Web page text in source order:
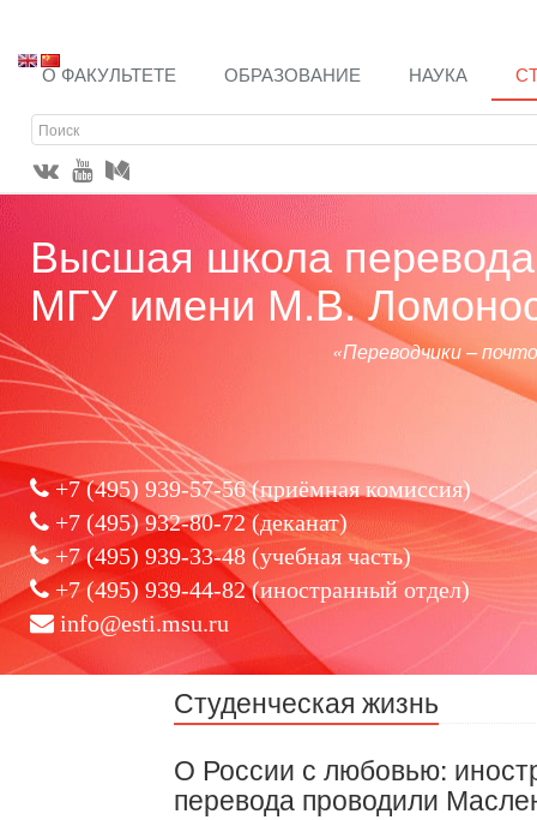
О ФАКУЛЬТЕТЕ ОБРАЗОВАНИЕ НАУКА
Высшая школа
МГУ имени М.В.
«Переводчики –
+7 (495) 939-57-56(приёмная комиссия)
+7 (495) 932-80-72 (деканат)
+7 (495) 939-33-48 (учебная часть)
+7 (495) 939-44-82 (иностранный отдел)
info@esti.msu.ru
Студенческая жизнь
О России с любовью:
перевода проводили